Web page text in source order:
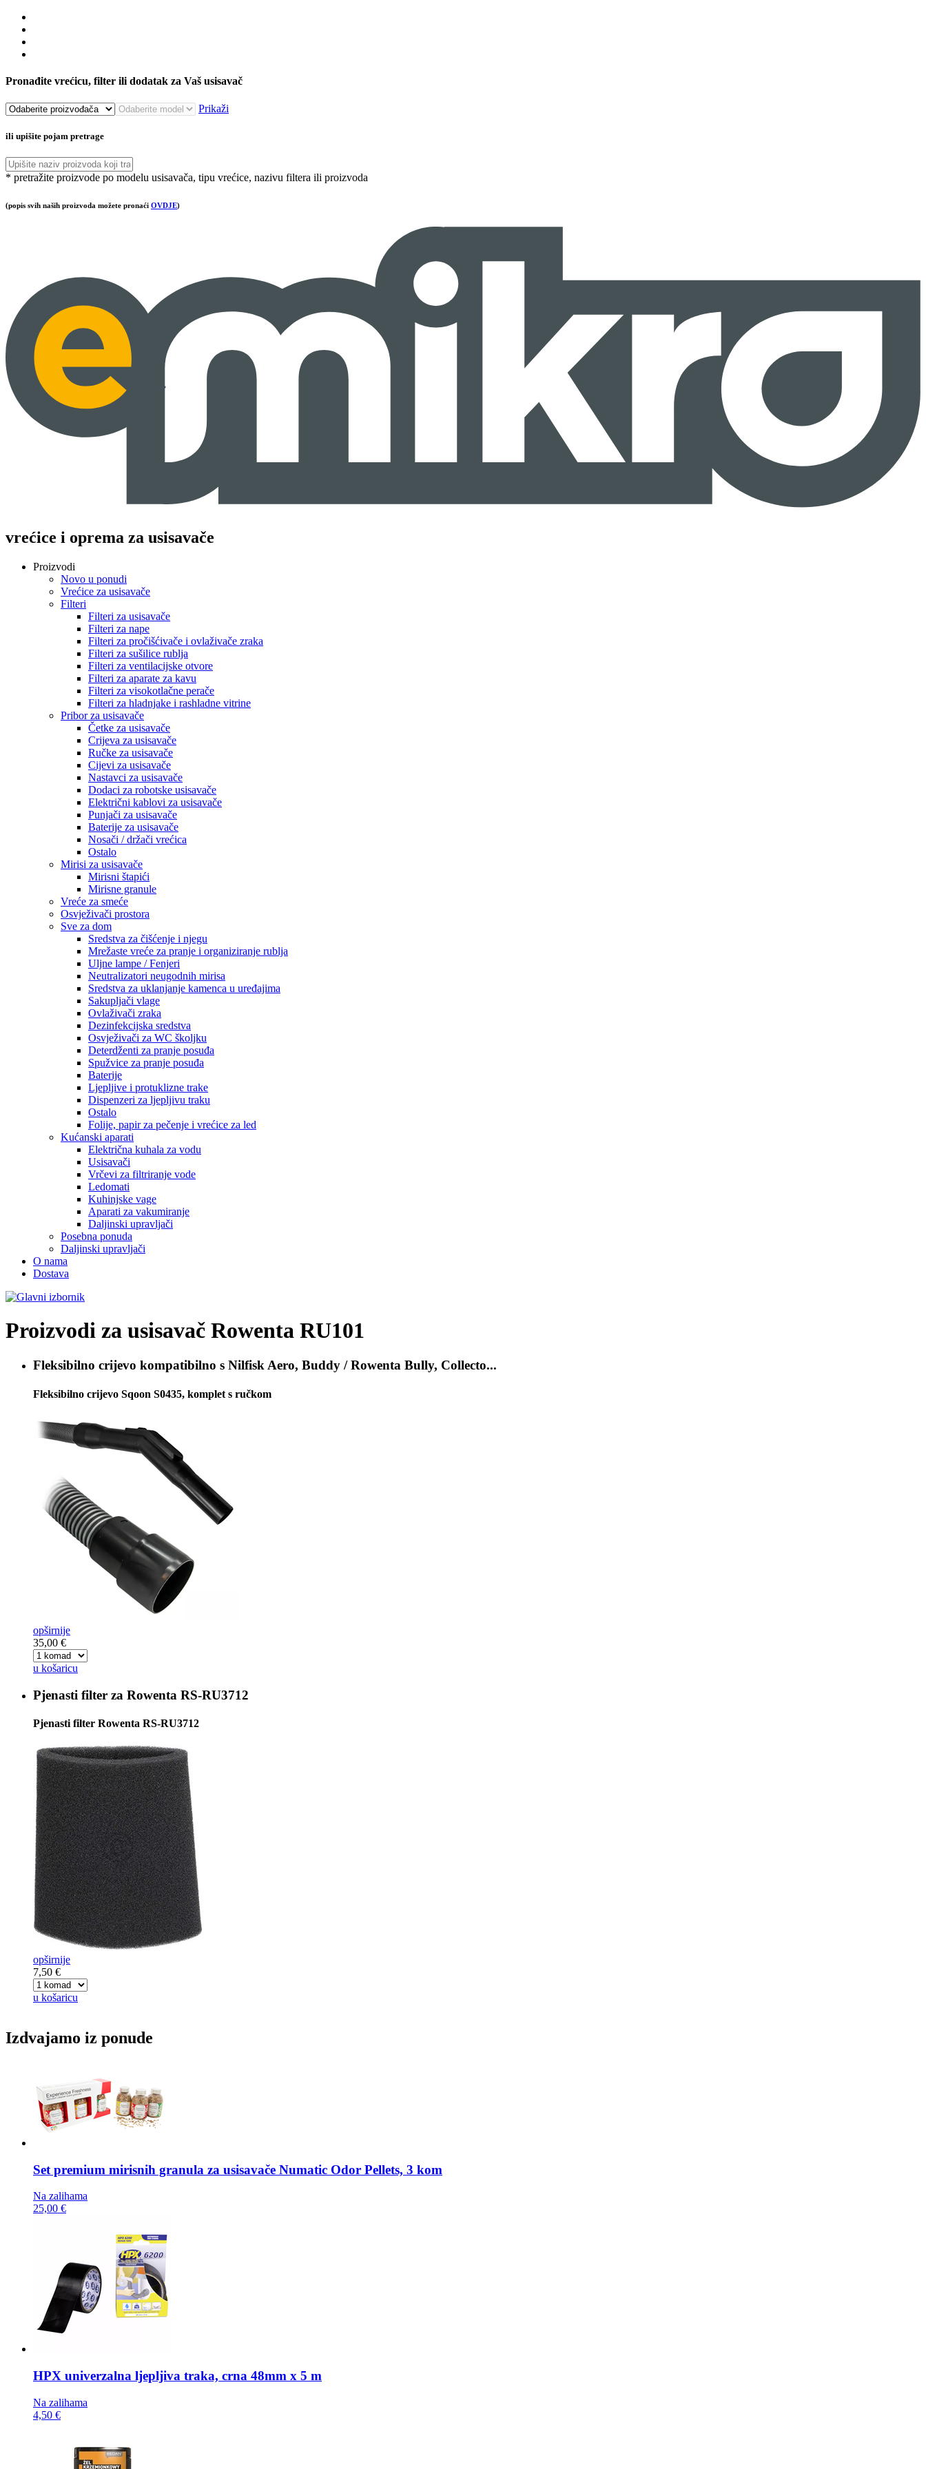
Pronađite vrećicu, filter ili dodatak za Vaš usisavač
Prikaži
ili upišite pojam pretrage
* pretražite proizvode po modelu usisavača, tipu vrećice, nazivu filtera ili proizvoda
(popis svih naših proizvoda možete pronaći OVDJE)
vrećice i oprema za usisavače
Proizvodi
Novo u ponudi
Vrećice za usisavače
Filteri
Filteri za usisavače
Filteri za nape
Filteri za pročišćivače i ovlaživače zraka
Filteri za sušilice rublja
Filteri za ventilacijske otvore
Filteri za aparate za kavu
Filteri za visokotlačne perače
Filteri za hladnjake i rashladne vitrine
Pribor za usisavače
Četke za usisavače
Crijeva za usisavače
Ručke za usisavače
Cijevi za usisavače
Nastavci za usisavače
Dodaci za robotske usisavače
Električni kablovi za usisavače
Punjači za usisavače
Baterije za usisavače
Nosači / držači vrećica
Ostalo
Mirisi za usisavače
Mirisni štapići
Mirisne granule
Vreće za smeće
Osvježivači prostora
Sve za dom
Sredstva za čišćenje i njegu
Mrežaste vreće za pranje i organiziranje rublja
Uljne lampe / Fenjeri
Neutralizatori neugodnih mirisa
Sredstva za uklanjanje kamenca u uređajima
Sakupljači vlage
Ovlaživači zraka
Dezinfekcijska sredstva
Osvježivači za WC školjku
Deterdženti za pranje posuđa
Spužvice za pranje posuđa
Baterije
Ljepljive i protuklizne trake
Dispenzeri za ljepljivu traku
Ostalo
Folije, papir za pečenje i vrećice za led
Kućanski aparati
Električna kuhala za vodu
Usisavači
Vrčevi za filtriranje vode
Ledomati
Kuhinjske vage
Aparati za vakumiranje
Daljinski upravljači
Posebna ponuda
Daljinski upravljači
O nama
Dostava
Proizvodi za usisavač Rowenta RU101
Fleksibilno crijevo kompatibilno s Nilfisk Aero, Buddy / Rowenta Bully, Collecto...
Fleksibilno crijevo Sqoon S0435, komplet s ručkom
opširnije
35,00 €
u košaricu
Pjenasti filter za Rowenta RS-RU3712
Pjenasti filter Rowenta RS-RU3712
opširnije
7,50 €
u košaricu
Izdvajamo iz ponude
Set premium mirisnih granula za usisavače Numatic Odor Pellets, 3 kom
Na zalihama
25,00 €
HPX univerzalna ljepljiva traka, crna 48mm x 5 m
Na zalihama
4,50 €